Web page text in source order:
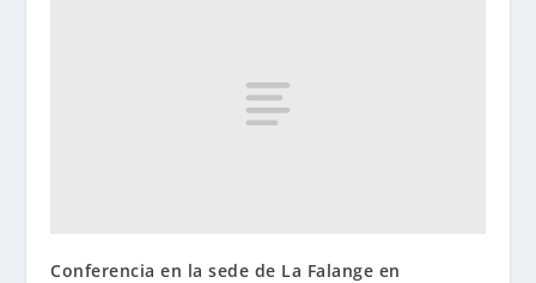
Conferencia en la sede de La Falange en